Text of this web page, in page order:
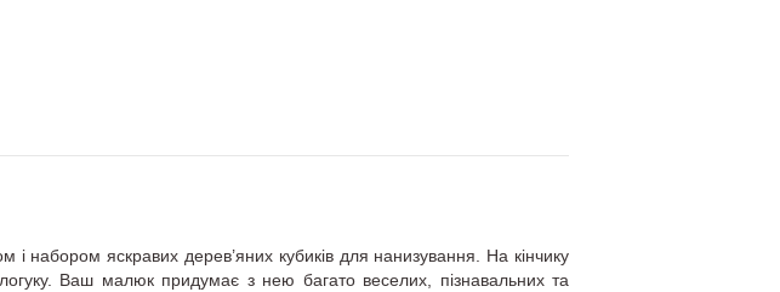
набором яскравих дерев’яних кубиків для нанизування. На кінчику
Ваш малюк придумає з нею багато веселих, пізнавальних та